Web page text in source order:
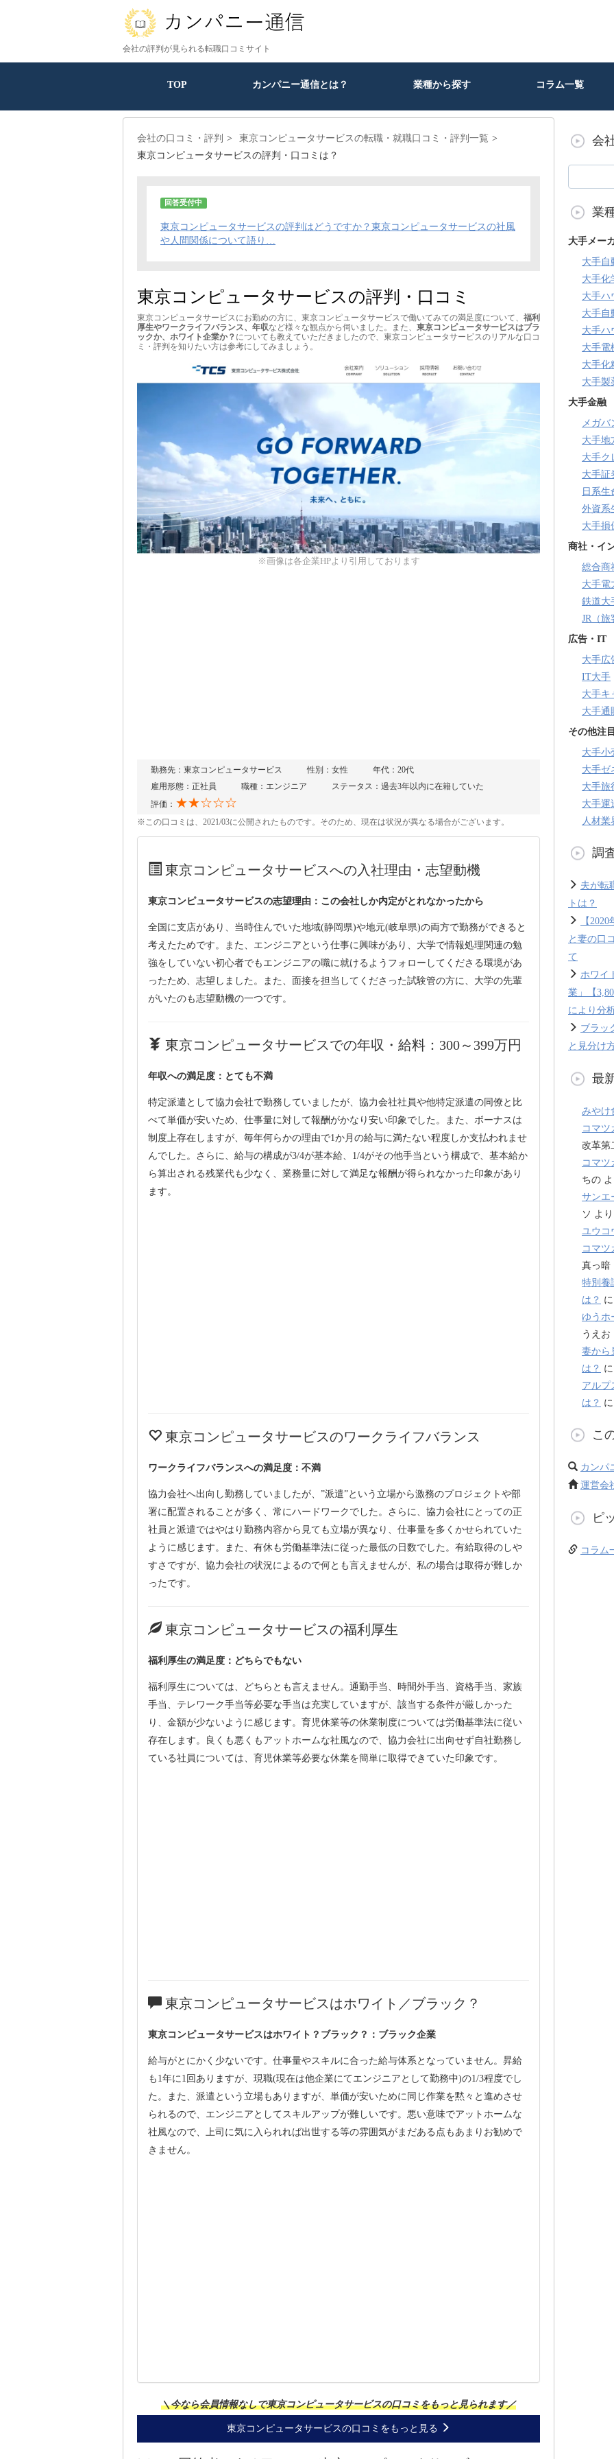
会社の評判が見られる転職口コミサイト
TOP カンパニー通信とは？ 業種から探す コラム一覧
会社の口コミ・評判
東京コンピュータサービスの転職・就職口コミ・評判一覧
東京コンピュータサービスの評判・口コミは？
回答受付中
東京コンピュータサービスの評判はどうですか？東京コンピュータサービスの社風
や人間関係について語り…
東京コンピュータサービスの評判・口コミ
東京コンピュータサービスにお勤めの方に、東京コンピュータサービスで働いてみての満足度について、 福利
厚生やワークライフバランス、年収など様々な観点から伺いました。また、 東京コンピュータサービスはブラ
ックか、ホワイト企業か？ についても教えていただきましたので、東京コンピュータサービスのリアルな口コ
ミ・評判を知りたい方は参考にしてみましょう。
※画像は各企業HPより引用しております
勤務先：東京コンピュータサービス 性別：女性
年代：20代
雇用形態：正社員
職種：エンジニア
ステータス：過去3年以内に在籍していた
評価： ★★☆☆☆
※この口コミは、2021/03に公開されたものです。そのため、現在は状況が異なる場合がございます。
東京コンピュータサービスへの入社理由・志望動機
東京コンピュータサービスの志望理由：この会社しか内定がとれなかったから
全国に支店があり、当時住んでいた地域(静岡県)や地元(岐阜県)の両方で勤務ができると
考えたためです。また、エンジニアという仕事に興味があり、大学で情報処理関連の勉
強をしていない初心者でもエンジニアの職に就けるようフォローしてくださる環境があ
ったため、志望しました。また、面接を担当してくださった試験管の方に、大学の先輩
がいたのも志望動機の一つです。
東京コンピュータサービスでの年収・給料：300～399万円
年収への満足度：とても不満
特定派遣として協力会社で勤務していましたが、協力会社社員や他特定派遣の同僚と比
べて単価が安いため、仕事量に対して報酬がかなり安い印象でした。また、ボーナスは
制度上存在しますが、毎年何らかの理由で1か月の給与に満たない程度しか支払われませ
んでした。さらに、給与の構成が3/4が基本給、1/4がその他手当という構成で、基本給か
ら算出される残業代も少なく、業務量に対して満足な報酬が得られなかった印象があり
ます。
東京コンピュータサービスのワークライフバランス
ワークライフバランスへの満足度：不満
協力会社へ出向し勤務していましたが、”派遣”という立場から激務のプロジェクトや部
署に配置されることが多く、常にハードワークでした。さらに、協力会社にとっての正
社員と派遣ではやはり勤務内容から見ても立場が異なり、仕事量を多くかせられていた
ように感じます。また、有休も労働基準法に従った最低の日数でした。有給取得のしや
すさですが、協力会社の状況によるので何とも言えませんが、私の場合は取得が難しか
ったです。
東京コンピュータサービスの福利厚生
福利厚生の満足度：どちらでもない
福利厚生については、どちらとも言えません。通勤手当、時間外手当、資格手当、家族
手当、テレワーク手当等必要な手当は充実していますが、該当する条件が厳しかった
り、金額が少ないように感じます。育児休業等の休業制度については労働基準法に従い
存在します。良くも悪くもアットホームな社風なので、協力会社に出向せず自社勤務し
ている社員については、育児休業等必要な休業を簡単に取得できていた印象です。
東京コンピュータサービスはホワイト／ブラック？
東京コンピュータサービスはホワイト？ブラック？：ブラック企業
給与がとにかく少ないです。仕事量やスキルに合った給与体系となっていません。昇給
も1年に1回ありますが、現職(現在は他企業にてエンジニアとして勤務中)の1/3程度でし
た。また、派遣という立場もありますが、単価が安いために同じ作業を黙々と進めさせ
られるので、エンジニアとしてスキルアップが難しいです。悪い意味でアットホームな
社風なので、上司に気に入られれば出世する等の雰囲気がまだある点もあまりお勧めで
きません。
＼今なら会員情報なしで東京コンピュータサービスの口コミをもっと見られます／
東京コンピュータサービスの口コミをもっと見る
会
業
大手メー
大手自
大手化
大手ハ
大手自
大手ハ
大手電
大手化
大手製
大手金融
メガバ
大手地
大手ク
大手証
日系生
外資系
大手損
商社・イ
総合商
大手電
鉄道大
JR（旅
広告・IT
大手広
IT大手
大手キ
大手通
その他注
大手小
大手ゼ
大手旅
大手運
人材業
調
夫が転
トは？
【
と妻の口
て
ホワイ
業」【
により分
ブラッ
と見分け
最
みやけ
コマツ
改革第
コマツ
ちの
サンエ
ソ より
ユウコ
コマツ
真っ暗
特別養
は？
ゆうホ
うえお
妻から
は？
アルプ
は？
こ
カンパ
運営会
ピ
コラム